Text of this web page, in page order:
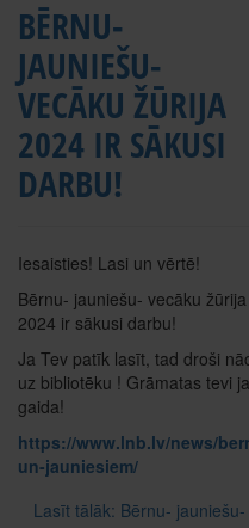
BĒRNU-
JAUNIEŠU-
VECĀKU ŽŪRIJA
2024 IR SĀKUSI
DARBU!
Iesaisties! Lasi un vērtē!
Bērnu- jauniešu- vecāku žūrija
2024 ir sākusi darbu!
Ja Tev patīk lasīt, tad droši
uz bibliotēku ! Grāmatas tevi
gaida!
https://www.lnb.lv/news/
un-jauniesiem/
Lasīt tālāk: Bērnu-